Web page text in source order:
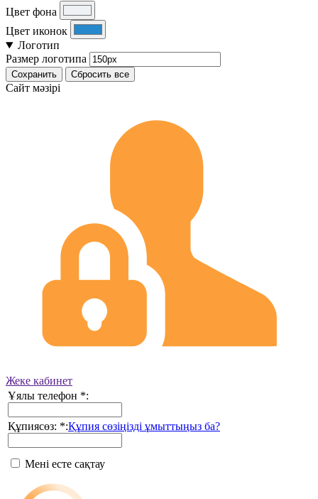
Цвет фона
Цвет иконок
Логотип
Размер логотипа
Сохранить Сбросить все
Cайт мәзірі
Жеке кабинет
Ұялы телефон *:
Құпиясөз: *:Құпия сөзіңізді ұмыттыңыз ба?
Мені есте сақтау